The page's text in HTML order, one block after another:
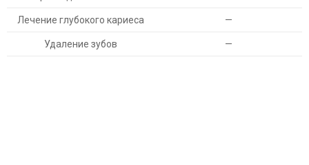
Лечение глубокого кариеса —
Удаление зубов —